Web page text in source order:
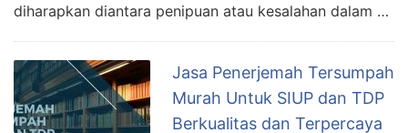
diharapkan diantara penipuan atau kesalahan dalam …
Jasa Penerjemah Tersumpah
Murah Untuk SIUP dan TDP
Berkualitas dan Terpercaya